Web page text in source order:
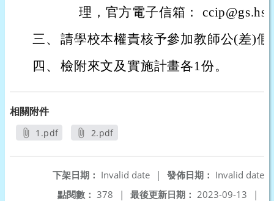
理，官方電子信箱：
三、 請學校本權責核予參加教師公(差)假
四、 檢附來文及實施計畫各1份。
相關附件
1.pdf
2.pdf
發佈日期： Invalid date
下架日期： Invalid date
|
最後更新日期： 2023-09-13 |
點閱數： 378 |